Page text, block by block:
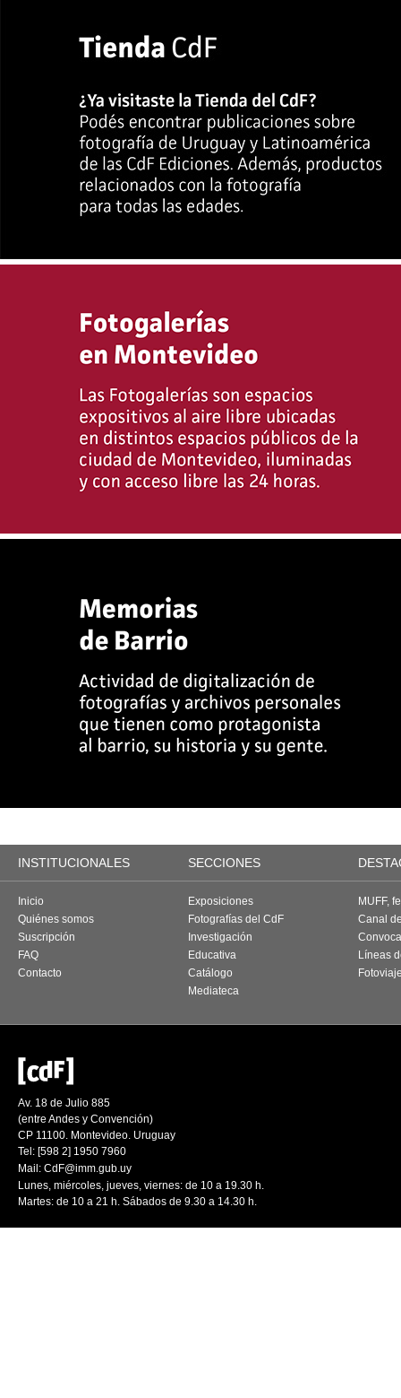
INSTITUCIONALES SECCIONES
Inicio
Quiénes somos
Suscripción
FAQ
Contacto
Exposiciones
Fotografías del CdF
Investigación
Educativa
Catálogo
Mediateca
MUFF,
Canal
Líneas
Av. 18 de Julio 885
(entre Andes y Convención)
CP 11100. Montevideo. Uruguay
Tel: [598 2] 1950 7960
Mail: CdF@imm.gub.uy
Lunes, miércoles, jueves, viernes: de 10 a 19.30 h.
Martes: de 10 a 21 h. Sábados de 9.30 a 14.30 h.